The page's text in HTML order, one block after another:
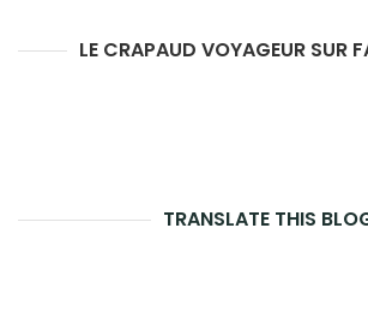
LE CRAPAUD VOYAGEUR SUR
TRANSLATE THIS